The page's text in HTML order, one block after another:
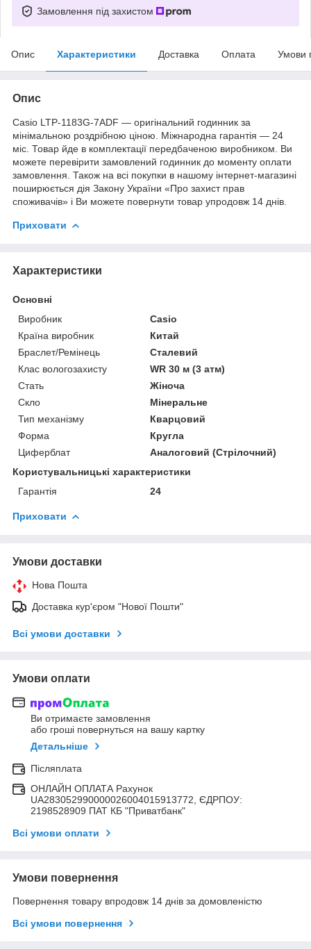
Замовлення під захистом
Опис Характеристики Доставка Оплата Умови
Опис
Casio LTP-1183G-7ADF — оригінальний годинник за
мінімальною роздрібною ціною. Міжнародна гарантія — 24
міс. Товар йде в комплектації передбаченою виробником. Ви
можете перевірити замовлений годинник до моменту оплати
замовлення. Також на всі покупки в нашому інтернет-магазині
поширюється дія Закону України «Про захист прав
споживачів» і Ви можете повернути товар упродовж 14 днів.
Приховати
Характеристики
Основні
Виробник
Casio
Країна виробник
Китай
Браслет/Ремінець
Сталевий
Клас вологозахисту
WR 30 м (3 атм)
Стать
Жіноча
Скло
Мінеральне
Тип механізму
Кварцовий
Форма
Кругла
Циферблат
Аналоговий (Стрілочний)
Користувальницькі характеристики
Гарантія
24
Приховати
Умови доставки
Нова Пошта
Доставка кур'єром "Нової Пошти"
Всі умови доставки
Умови оплати
Ви отримаєте замовлення
або гроші повернуться на вашу картку
Детальніше
Післяплата
ОНЛАЙН ОПЛАТА Рахунок
UA283052990000026004015913772, ЄДРПОУ:
2198528909 ПАТ КБ "Приватбанк"
Всі умови оплати
Умови повернення
Повернення товару впродовж 14 днів за домовленістю
Всі умови повернення